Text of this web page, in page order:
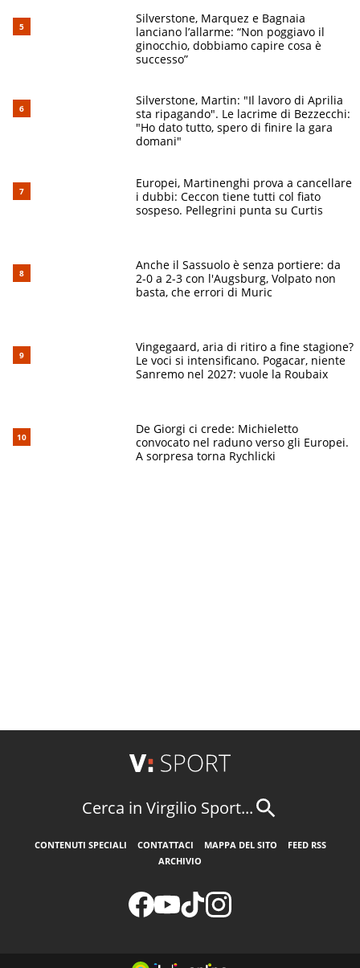
Silverstone, Marquez e Bagnaia
lanciano l’allarme: “Non poggiavo il
ginocchio, dobbiamo capire cosa è
successo”
Silverstone, Martin: "Il lavoro di Aprilia
sta ripagando". Le lacrime di Bezzecchi:
"Ho dato tutto, spero di finire la gara
domani"
Europei, Martinenghi prova a cancellare
i dubbi: Ceccon tiene tutti col fiato
sospeso. Pellegrini punta su Curtis
Anche il Sassuolo è senza portiere: da
2-0 a 2-3 con l'Augsburg, Volpato non
basta, che errori di Muric
Vingegaard, aria di ritiro a fine stagione?
Le voci si intensificano. Pogacar, niente
Sanremo nel 2027: vuole la Roubaix
De Giorgi ci crede: Michieletto
convocato nel raduno verso gli Europei.
A sorpresa torna Rychlicki
Cerca in Virgilio Sport...
CONTENUTI SPECIALI CONTATTACI MAPPA DEL SITO
FEED RSS
ARCHIVIO